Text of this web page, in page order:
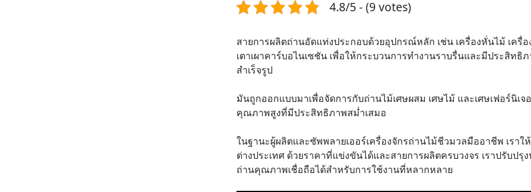
4.8/5 - (9 votes)
สายการผลิตถ่านอัดแท่งประกอบด้วยอุปกรณ์หลัก เช่น เครื่องหั่นไม้ เครื่
เตาเผาคาร์บอไนเซชัน เพื่อให้กระบวนการทำงานราบรื่นและมีประสิท
สำเร็จรูป
มันถูกออกแบบมาเพื่อจัดการกับถ่านไม้เศษผสม เศษไม้ และเศษเฟอร์นิเ
คุณภาพสูงที่มีประสิทธิภาพสม่ำเสมอ
ในฐานะผู้ผลิตและซัพพลายเออร์เครื่องจักรถ่านไม้ชีวมวลมืออาชีพ เรา
ต่างประเทศ ด้วยราคาที่แข่งขันได้และสายการผลิตครบวงจร เราปรับ
ถ่านคุณภาพเชื่อถือได้สำหรับการใช้งานที่หลากหลาย